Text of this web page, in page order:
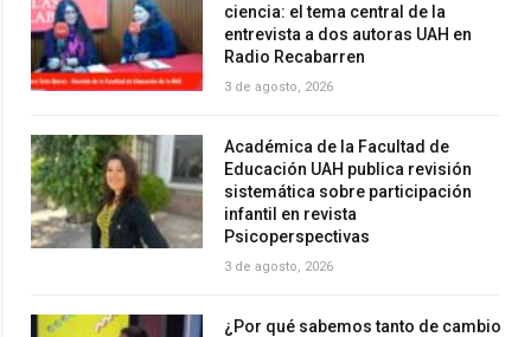
ciencia: el tema central de la
entrevista a dos autoras UAH en
Radio Recabarren
3 de agosto, 2026
Académica de la Facultad de
Educación UAH publica revisión
sistemática sobre participación
infantil en revista
Psicoperspectivas
3 de agosto, 2026
¿Por qué sabemos tanto de cambio